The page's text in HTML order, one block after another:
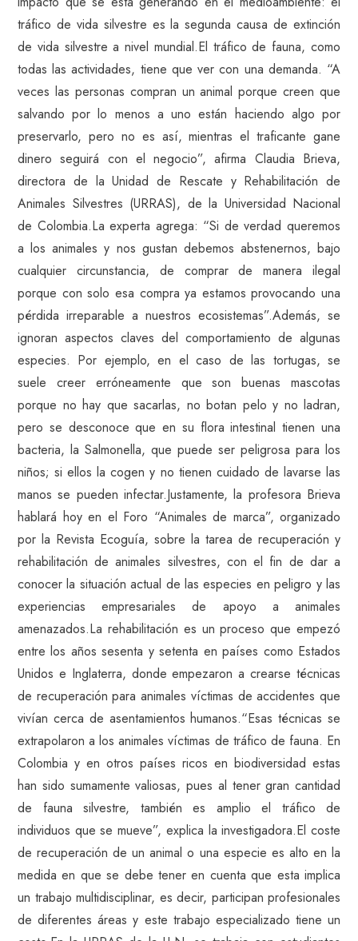
tráfico de vida silvestre es la segunda causa de extinción
de vida silvestre a nivel mundial.El tráfico de fauna, como
todas las actividades, tiene que ver con una demanda. “A
veces las personas compran un animal porque creen que
salvando por lo menos a uno están haciendo algo por
preservarlo, pero no es así, mientras el traficante gane
dinero seguirá con el negocio”, afirma Claudia Brieva,
directora de la Unidad de Rescate y Rehabilitación de
Animales Silvestres (URRAS), de la Universidad Nacional
de Colombia.La experta agrega: “Si de verdad queremos
a los animales y nos gustan debemos abstenernos, bajo
cualquier circunstancia, de comprar de manera ilegal
porque con solo esa compra ya estamos provocando una
pérdida irreparable a nuestros ecosistemas”.Además, se
ignoran aspectos claves del comportamiento de algunas
especies. Por ejemplo, en el caso de las tortugas, se
suele creer erróneamente que son buenas mascotas
porque no hay que sacarlas, no botan pelo y no ladran,
pero se desconoce que en su flora intestinal tienen una
bacteria, la Salmonella, que puede ser peligrosa para los
niños; si ellos la cogen y no tienen cuidado de lavarse las
manos se pueden infectar.Justamente, la profesora Brieva
hablará hoy en el Foro “Animales de marca”, organizado
por la Revista Ecoguía, sobre la tarea de recuperación y
rehabilitación de animales silvestres, con el fin de dar a
conocer la situación actual de las especies en peligro y las
experiencias empresariales de apoyo a animales
amenazados.La rehabilitación es un proceso que empezó
entre los años sesenta y setenta en países como Estados
Unidos e Inglaterra, donde empezaron a crearse técnicas
de recuperación para animales víctimas de accidentes que
vivían cerca de asentamientos humanos.“Esas técnicas se
extrapolaron a los animales víctimas de tráfico de fauna. En
Colombia y en otros países ricos en biodiversidad estas
han sido sumamente valiosas, pues al tener gran cantidad
de fauna silvestre, también es amplio el tráfico de
individuos que se mueve”, explica la investigadora.El coste
de recuperación de un animal o una especie es alto en la
medida en que se debe tener en cuenta que esta implica
un trabajo multidisciplinar, es decir, participan profesionales
de diferentes áreas y este trabajo especializado tiene un